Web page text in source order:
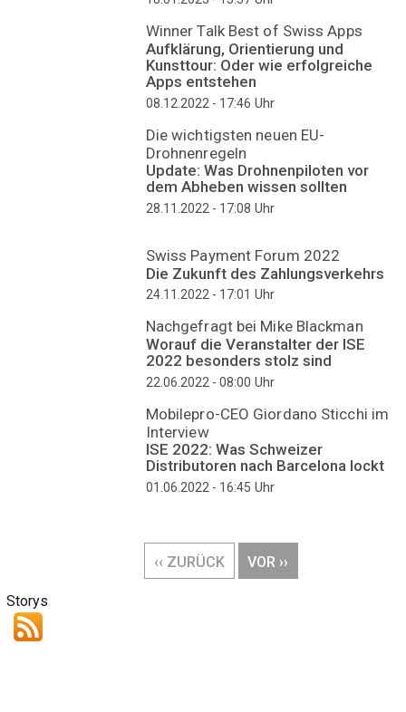
Winner Talk Best of Swiss Apps
Aufklärung, Orientierung und
Kunsttour: Oder wie erfolgreiche
Apps entstehen
08.12.2022 - 17:46 Uhr
Die wichtigsten neuen EU-
Drohnenregeln
Update: Was Drohnenpiloten vor
dem Abheben wissen sollten
28.11.2022 - 17:08 Uhr
Swiss Payment Forum 2022
Die Zukunft des Zahlungsverkehrs
24.11.2022 - 17:01 Uhr
Nachgefragt bei Mike Blackman
Worauf die Veranstalter der ISE
2022 besonders stolz sind
22.06.2022 - 08:00 Uhr
Mobilepro-CEO Giordano Sticchi im
Interview
ISE 2022: Was Schweizer
Distributoren nach Barcelona lockt
01.06.2022 - 16:45 Uhr
VORHERIGE
SEITE
‹‹ ZURÜCK
NÄCHSTE
SEITE
VOR ››
Storys